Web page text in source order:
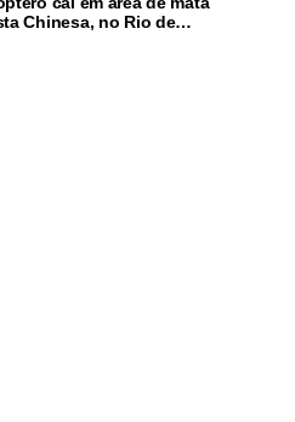
Chinesa, no Rio de